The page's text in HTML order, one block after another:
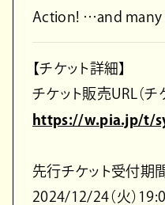
Action! …and many
【チケット詳細】
チケット販売URL（チ
https://w.pia.jp/t/
先行チケット受付期間
2024/12/24（火）